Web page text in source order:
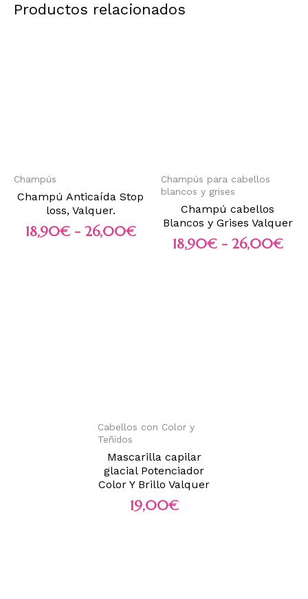
Productos relacionados
Champús
Champú Anticaída Stop
loss, Valquer.
18,90€ - 26,00€
Champús para cabellos
blancos y grises
Champú cabellos
Blancos y Grises Valquer
18,90€ - 26,00€
Cabellos con Color y
Teñidos
Mascarilla capilar
glacial Potenciador
Color Y Brillo Valquer
19,00€